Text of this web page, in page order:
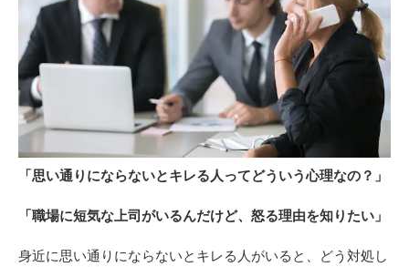
「思い通りにならないとキレる人ってどういう心理なの？」
「職場に短気な上司がいるんだけど、怒る理由を知りたい」
身近に思い通りにならないとキレる人がいると、どう対処し